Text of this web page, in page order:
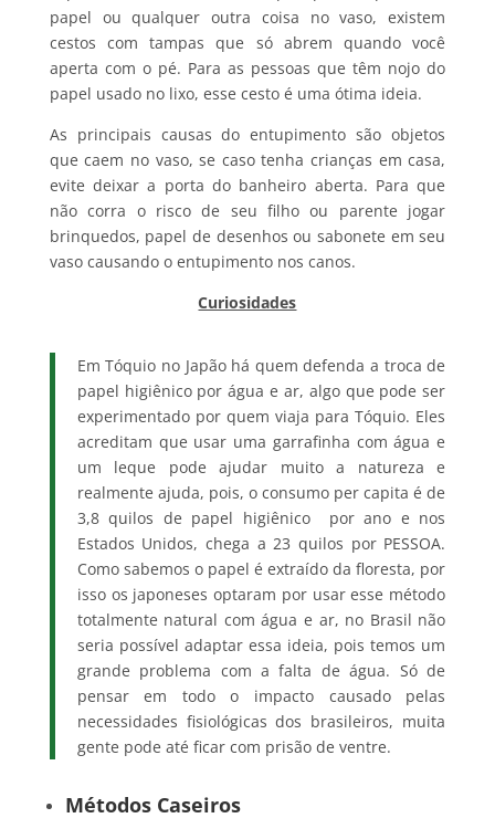
papel ou qualquer outra coisa no vaso, existem
cestos com tampas que só abrem quando você
aperta com o pé. Para as pessoas que têm nojo do
papel usado no lixo, esse cesto é uma ótima ideia.
As principais causas do entupimento são objetos
que caem no vaso, se caso tenha crianças em casa,
evite deixar a porta do banheiro aberta. Para que
não corra o risco de seu filho ou parente jogar
brinquedos, papel de desenhos ou sabonete em seu
vaso causando o entupimento nos canos.
Curiosidades
Em Tóquio no Japão há quem defenda a troca de
papel higiênico por água e ar, algo que pode ser
experimentado por quem viaja para Tóquio. Eles
acreditam que usar uma garrafinha com água e
um leque pode ajudar muito a natureza e
realmente ajuda, pois, o consumo per capita é de
3,8 quilos de papel higiênico por ano e nos
Estados Unidos, chega a 23 quilos por PESSOA.
Como sabemos o papel é extraído da floresta, por
isso os japoneses optaram por usar esse método
totalmente natural com água e ar, no Brasil não
seria possível adaptar essa ideia, pois temos um
grande problema com a falta de água. Só de
pensar em todo o impacto causado pelas
necessidades fisiológicas dos brasileiros, muita
gente pode até ficar com prisão de ventre.
Métodos Caseiros